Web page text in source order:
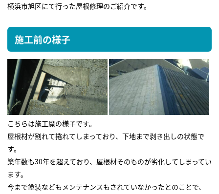
横浜市旭区にて行った屋根修理のご紹介です。
施工前の様子
こちらは施工魔の様子です。
屋根材が割れて捲れてしまっており、下地まで剥き出しの状態で
す。
築年数も30年を超えており、屋根材そのものが劣化してしまってい
ます。
今まで塗装などもメンテナンスもされていなかったとのことで、